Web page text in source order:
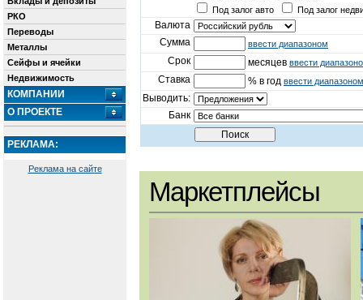
РКО
Переводы
Металлы
Сейфы и ячейки
Недвижимость
КОМПАНИИ
О ПРОЕКТЕ
РЕКЛАМА:
Реклама на сайте
Под залог авто
Под залог
Валюта
Сумма
ввести диапазоном
Срок месяцев ввести
Ставка % в год ввести диапазоном
Выводить:
Банк
Маркетплейсы